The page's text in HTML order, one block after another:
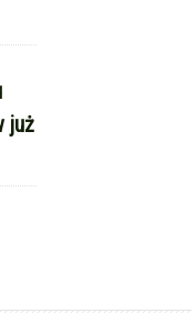
już